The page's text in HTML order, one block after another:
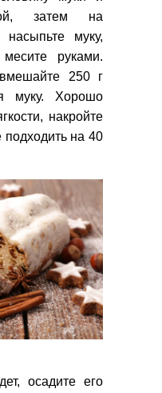
затем на
насыпьте муку,
руками.
250 г
муку. Хорошо
накройте
подходить на 40
осадите его